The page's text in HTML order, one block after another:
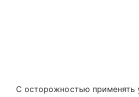
С осторожностью применять